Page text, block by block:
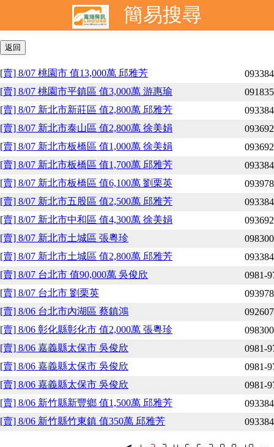
簡易搜尋
[賣] 8/07 桃園市 值13,000萬 邱雅芳
[賣] 8/07 桃園市平鎮區 值3,000萬 游惠瑜
[賣] 8/07 新北市新莊區 值2,800萬 邱雅芳
[賣] 8/07 新北市泰山區 值2,800萬 徐美娟
[賣] 8/07 新北市板橋區 值1,000萬 徐美娟
[賣] 8/07 新北市板橋區 值1,700萬 邱雅芳
[賣] 8/07 新北市板橋區 值6,100萬 劉栗英
[賣] 8/07 新北市五股區 值2,500萬 邱雅芳
[賣] 8/07 新北市中和區 值4,300萬 徐美娟
[賣] 8/07 新北市土城區 張粵珍
[賣] 8/07 新北市土城區 值2,800萬 邱雅芳
[賣] 8/07 台北市 值90,000萬 吳俊欣
0981-
[賣] 8/07 台北市 劉栗英
[賣] 8/06 台北市內湖區 蔡鎮鴻
[賣] 8/06 彰化縣彰化市 值2,000萬 張粵珍
[賣] 8/06 嘉義縣太保市 吳俊欣
0981-
[賣] 8/06 嘉義縣太保市 吳俊欣
0981-
[賣] 8/06 嘉義縣太保市 吳俊欣
0981-
[賣] 8/06 新竹縣新豐鄉 值1,500萬 邱雅芳
[賣] 8/06 新竹縣竹東鎮 值350萬 邱雅芳